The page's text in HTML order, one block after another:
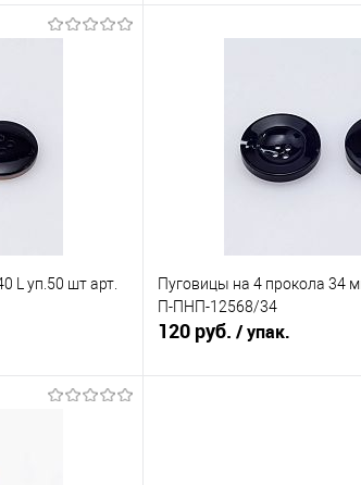
заказ
В избранное
L уп.50 шт арт.
Пуговицы на 4 прокола 34
П-ПНП-12568/34
120 руб. / упак.